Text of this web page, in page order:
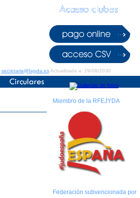
secretaria@fajyda.esActualizada a: 29/08/2030
Miembro de la RFEJYDA
Federación subvencionada por